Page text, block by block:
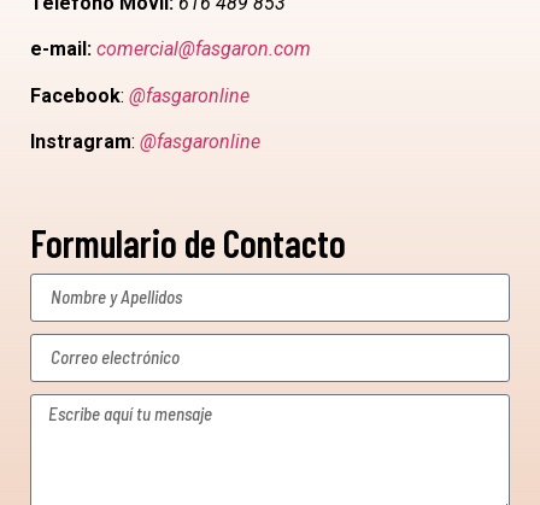
e-mail: comercial@fasgaron.com
Facebook: @fasgaronline
Instragram: @fasgaronline
Formulario de Contacto